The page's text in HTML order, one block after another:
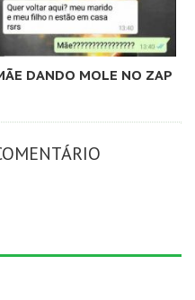
DANDO MOLE NO ZAP